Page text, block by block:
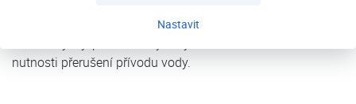
Nastavit
hrubých a jemnozrnných nečistot. Čištění síta probíhá
nutnosti přerušení přívodu vody.